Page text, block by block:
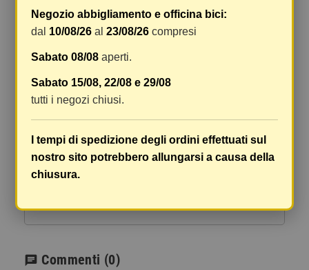
di gestione sono fissi, mentre i costi di trasporto
variano a seconda del peso totale della
vostri articoli in un unico ordine. Non ci è
possibile raggruppare due ordini distinti
effettuati separatamente, pertanto le spese di
spedizione saranno addebitate per ognuno di
ma viene prestata un'attenzione particolare in
caso di oggetti fragili.
Le scatole hanno dimensioni adeguatamente
chat Commenti (0)
Negozio abbigliamento e officina bici:
dal 10/08/26 al23/08/26 compresi
Sabato 08/08 aperti.
Sabato 15/08, 22/08 e 29/08
tutti i negozi chiusi.
I tempi di spedizione degli ordini effettuati sul
nostro sito potrebbero allungarsi a causa della
chiusura.